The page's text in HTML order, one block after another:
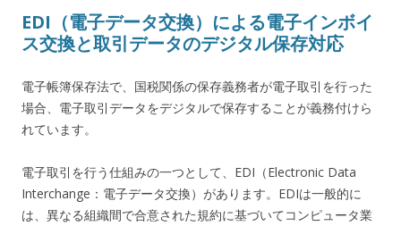
EDI（電子データ交換）による電子インボイ
ス交換と取引データのデジタル保存対応
電子帳簿保存法で、国税関係の保存義務者が電子取引を行った
場合、電子取引データをデジタルで保存することが義務付けら
れています。
電子取引を行う仕組みの一つとして、EDI（Electronic Data
Interchange：電子データ交換）があります。EDIは一般的に
は、異なる組織間で合意された規約に基づいてコンピュータ業